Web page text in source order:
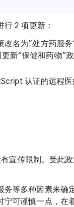
行 2 项更新：
名为”处方药服
新“保健和药物”
认证的远程
宣传限制。受此
等多种因素来确
可谨慎一点，在